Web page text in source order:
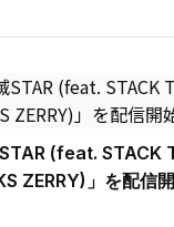
(feat. STACK
ZERRY)」を配信